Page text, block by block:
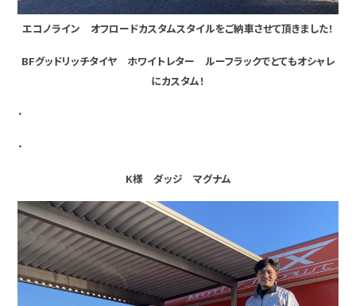
エコノライン オフロードカスタムスタイルをご納車させて頂きました！
BFグッドリッチタイヤ ホワイトレター ルーフラックでとてもオシャレ
にカスタム！
・
・
K様 ダッジ マグナム